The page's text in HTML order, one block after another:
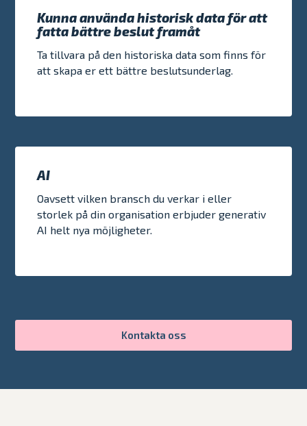
Kunna använda historisk data för att
fatta bättre beslut framåt
Ta tillvara på den historiska data som finns för
att skapa er ett bättre beslutsunderlag.
AI
Oavsett vilken bransch du verkar i eller
storlek på din organisation erbjuder generativ
AI helt nya möjligheter.
Kontakta oss